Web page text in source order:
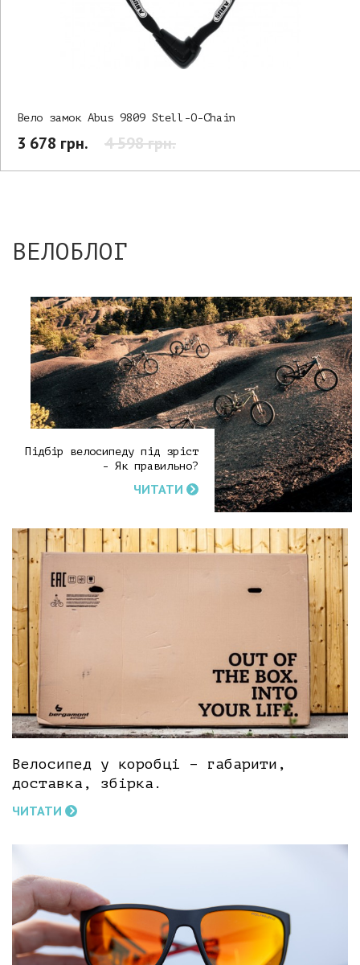
Вело замок Abus 9809 Stell-O-Chain
3 678 грн. 4 598 грн.
ВЕЛОБЛОГ
Підбір велосипеду під зріст
- Як правильно?
ЧИТАТИ
Велосипед у коробці – габарити,
доставка, збірка.
ЧИТАТИ